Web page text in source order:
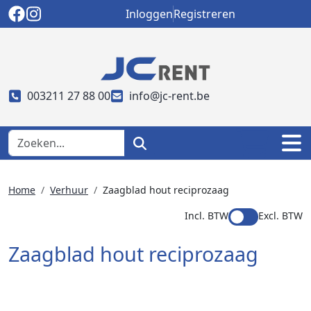
InloggenRegistreren
003211 27 88 00 info@jc-rent.be
Home Verhuur
Zaagblad hout reciprozaag
Incl. BTW
Excl. BTW
Zaagblad hout reciprozaag